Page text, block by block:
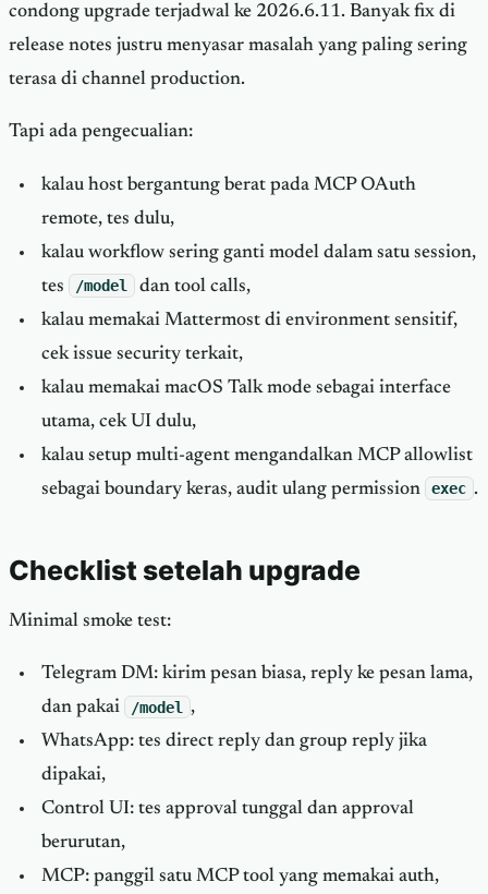
condong upgrade terjadwal ke 2026.6.11. Banyak fix di
release notes justru menyasar masalah yang paling sering
terasa di channel production.
Tapi ada pengecualian:
kalau host bergantung berat pada MCP OAuth
remote, tes dulu,
kalau workflow sering ganti model dalam satu session,
tes
/model
dan tool calls,
kalau memakai Mattermost di environment sensitif,
cek issue security terkait,
kalau memakai macOS Talk mode sebagai interface
utama, cek UI dulu,
kalau setup multi-agent mengandalkan MCP allowlist
sebagai boundary keras, audit ulang permission
exec .
Checklist setelah upgrade
Minimal smoke test:
Telegram DM: kirim pesan biasa, reply ke pesan lama,
dan pakai
/model
,
WhatsApp: tes direct reply dan group reply jika
dipakai,
Control UI: tes approval tunggal dan approval
berurutan,
MCP: panggil satu MCP tool yang memakai auth,